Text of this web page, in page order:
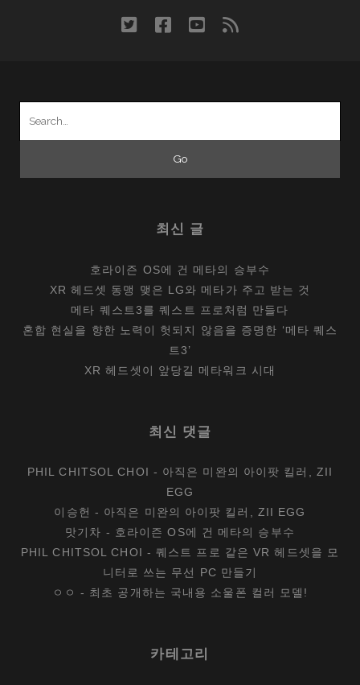
twitterfacebook
youtube
rss
최신 글
호라이즌 OS에 건 메타의 승부수
XR 헤드셋 동맹 맺은 LG와 메타가 주고 받는 것
메타 퀘스트3를 퀘스트 프로처럼 만들다
혼합 현실을 향한 노력이 헛되지 않음을 증명한 ‘메타 퀘스
트3’
XR 헤드셋이 앞당길 메타워크 시대
최신 댓글
PHIL CHITSOL CHOI - 아직은 미완의 아이팟 킬러, ZII
EGG
이승헌 - 아직은 미완의 아이팟 킬러, ZII EGG
맛기차 - 호라이즌 OS에 건 메타의 승부수
PHIL CHITSOL CHOI -퀘스트 프로 같은 VR 헤드셋을 모
니터로 쓰는 무선 PC 만들기
ㅇㅇ - 최초 공개하는 국내용 소울폰 컬러 모델!
카테고리